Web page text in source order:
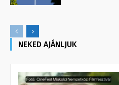
NEKED AJÁNLJUK